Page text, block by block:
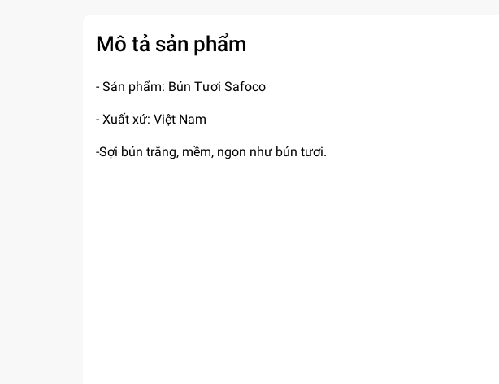
Mô tả sản phẩm
- Sản phẩm: Bún Tươi Safoco
- Xuất xứ: Việt Nam
-Sợi bún trắng, mềm, ngon như bún tươi.